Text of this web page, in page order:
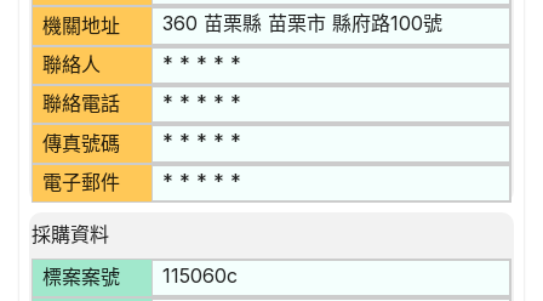
機關地址 360 苗栗縣 苗栗市 縣府路100號
聯絡人 * * * * *
聯絡電話 * * * * *
傳真號碼 * * * * *
電子郵件 * * * * *
採購資料
標案案號
115060c